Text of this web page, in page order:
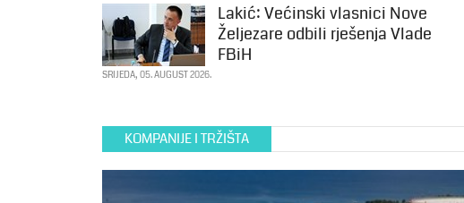
Lakić: Većinski vlasnici Nove
Željezare odbili rješenja Vlade
FBiH
SRIJEDA, 05. AUGUST 2026.
KOMPANIJE I TRŽIŠTA